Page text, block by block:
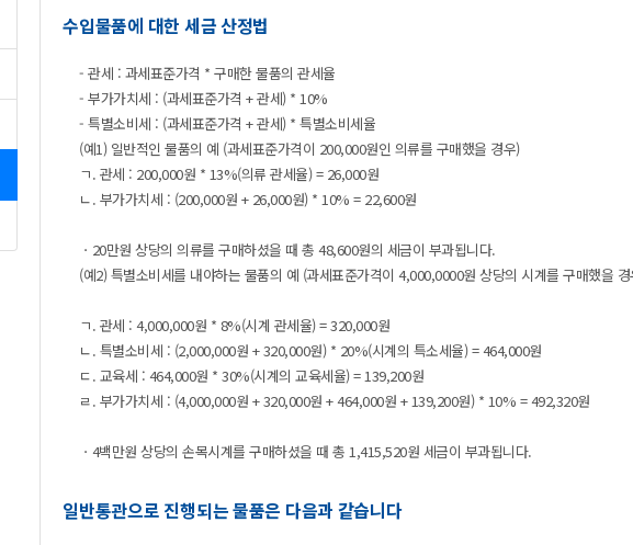
수입물품에대한세금산정법
-관세:과세표준가격*구매한물품의관세율
-부가가치세:(과세표준가격+관세)*10%
-특별소비세:(과세표준가격+관세)*특별소비세율
(예1)일반적인물품의예(과세표준가격이200,000원인의류를구매했을경우)
ㄱ.관세:200,000원*13%(의류관세율)=26,000원
ㄴ.부가가치세:(200,000원+26,000원)*10%=22,600원
ㆍ20만원상당의의류를구매하셨을때총48,600원의세금이부과됩니다.
(예2)특별소비세를내야하는물품의예(과세표준가격이4,000,0000원상당의시계를구매했을경
ㄱ.관세:4,000,000원*8%(시계관세율)=320,000원
ㄴ.특별소비세:(2,000,000원+320,000원)*20%(시계의특소세율)=464,000원
ㄷ.교육세:464,000원*30%(시계의교육세율)=139,200원
ㄹ.부가가치세:(4,000,000원+320,000원+464,000원+139,200원)*10%=492,320원
ㆍ4백만원상당의손목시계를구매하셨을때총1,415,520원세금이부과됩니다.
일반통관으로진행되는물품은다음과같습니다